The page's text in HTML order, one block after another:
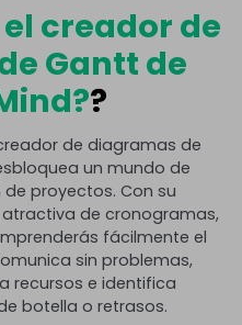
el creador de
Gantt de
?
de diagramas de
un mundo de
proyectos. Con su
de cronogramas,
fácilmente el
sin problemas,
recursos e identifica
botella o retrasos.